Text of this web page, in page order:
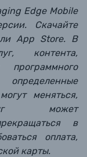
Edge Mobile
Скачайте
App Store. В
контента,
меняться,
может
в
оплата,
карты.